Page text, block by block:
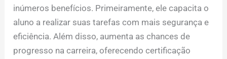
inúmeros benefícios. Primeiramente, ele capacita o
aluno a realizar suas tarefas com mais segurança e
eficiência. Além disso, aumenta as chances de
progresso na carreira, oferecendo certificação